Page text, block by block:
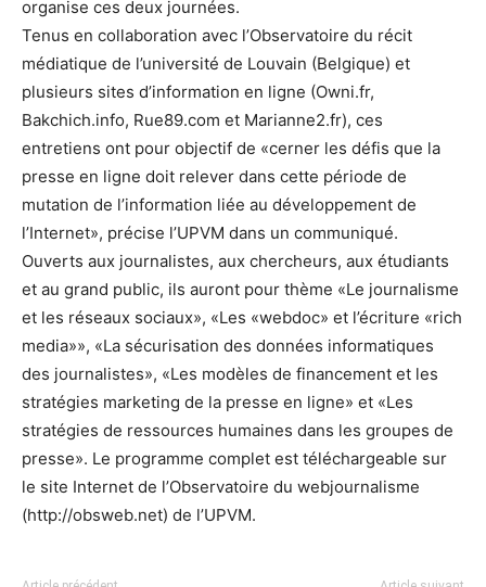
organise ces deux journées.
Tenus en collaboration avec l’Observatoire du récit
médiatique de l’université de Louvain (Belgique) et
plusieurs sites d’information en ligne (Owni.fr,
Bakchich.info, Rue89.com et Marianne2.fr), ces
entretiens ont pour objectif de «cerner les défis que la
presse en ligne doit relever dans cette période de
mutation de l’information liée au développement de
l’Internet», précise l’UPVM dans un communiqué.
Ouverts aux journalistes, aux chercheurs, aux étudiants
et au grand public, ils auront pour thème «Le journalisme
et les réseaux sociaux», «Les «webdoc» et l’écriture «rich
media»», «La sécurisation des données informatiques
des journalistes», «Les modèles de financement et les
stratégies marketing de la presse en ligne» et «Les
stratégies de ressources humaines dans les groupes de
presse». Le programme complet est téléchargeable sur
le site Internet de l’Observatoire du webjournalisme
(http://obsweb.net) de l’UPVM.